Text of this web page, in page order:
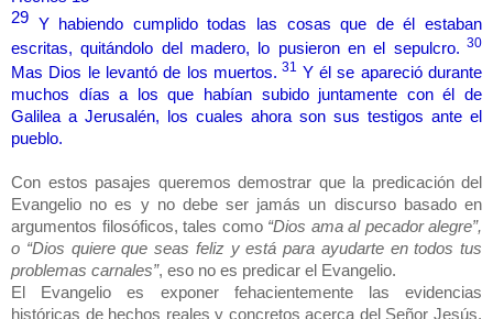
29 Y habiendo cumplido todas las cosas que de él estaban
escritas, quitándolo del madero, lo pusieron en el sepulcro. 30
Mas Dios le levantó de los muertos. 31 Y él se apareció durante
muchos días a los que habían subido juntamente con él de
Galilea a Jerusalén, los cuales ahora son sus testigos ante el
pueblo.
Con estos pasajes queremos demostrar que la predicación del
Evangelio no es y no debe ser jamás un discurso basado en
argumentos filosóficos, tales como “Dios ama al pecador alegre”,
o “Dios quiere que seas feliz y está para ayudarte en todos tus
problemas carnales”, eso no es predicar el Evangelio.
El Evangelio es exponer fehacientemente las evidencias
históricas de hechos reales y concretos acerca del Señor Jesús,